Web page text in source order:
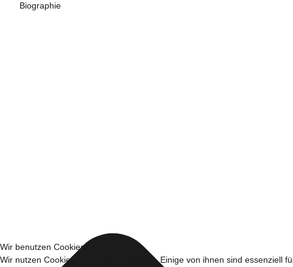
Biographie
Wir benutzen Cookies
Wir nutzen Cookies auf unserer Website. Einige von ihnen sind essenziell